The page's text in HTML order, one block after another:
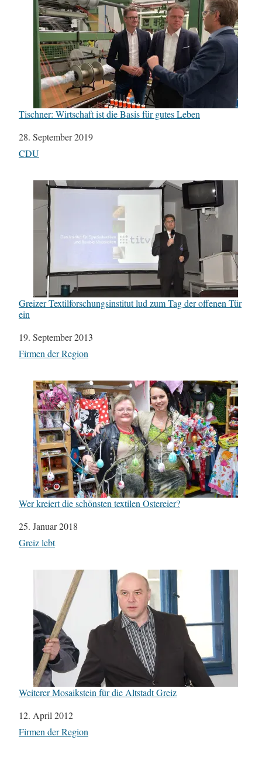
Tischner: Wirtschaft ist die Basis für gutes Leben
Datum
28. September 2019
In Bezug auf
CDU
Greizer Textilforschungsinstitut lud zum Tag der offenen Tür
ein
Datum
19. September 2013
In Bezug auf
Firmen der Region
Wer kreiert die schönsten textilen Ostereier?
Datum
25. Januar 2018
In Bezug auf
Greiz lebt
Weiterer Mosaikstein für die Altstadt Greiz
Datum
12. April 2012
In Bezug auf
Firmen der Region